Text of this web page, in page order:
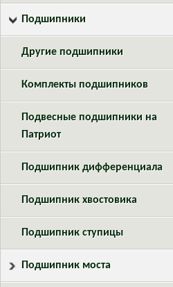
Подшипники
Другие подшипники
Комплекты подшипников
Подвесные подшипники на
Патриот
Подшипник дифференциала
Подшипник хвостовика
Подшипник ступицы
Подшипник моста